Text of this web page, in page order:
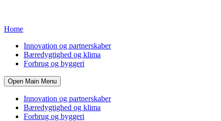
Home
Innovation og partnerskaber
Bæredygtighed og klima
Forbrug og byggeri
Open Main Menu
Innovation og partnerskaber
Bæredygtighed og klima
Forbrug og byggeri